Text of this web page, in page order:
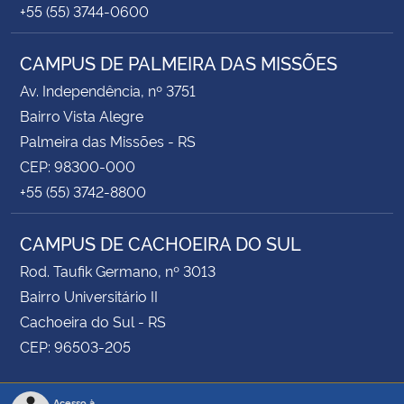
+55 (55) 3744-0600
CAMPUS DE PALMEIRA DAS MISSÕES
Av. Independência, nº 3751
Bairro Vista Alegre
Palmeira das Missões - RS
CEP: 98300-000
+55 (55) 3742-8800
CAMPUS DE CACHOEIRA DO SUL
Rod. Taufik Germano, nº 3013
Bairro Universitário II
Cachoeira do Sul - RS
CEP: 96503-205